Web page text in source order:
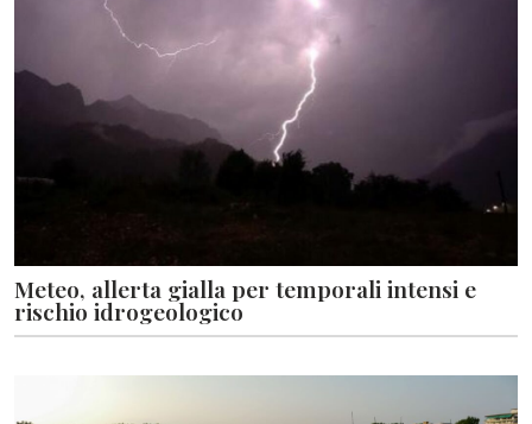
Meteo, allerta gialla per temporali intensi e
rischio idrogeologico